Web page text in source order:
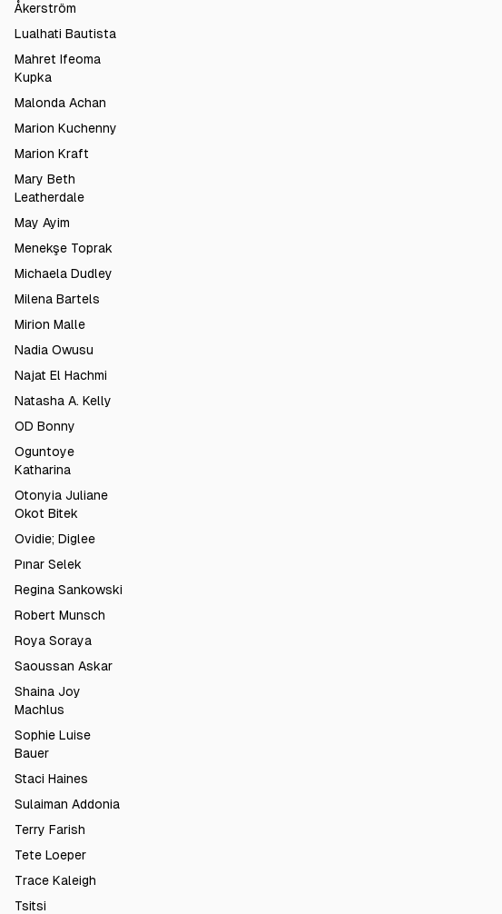
Åkerström
Lualhati Bautista
Mahret Ifeoma
Kupka
Malonda Achan
Marion Kuchenny
Marion Kraft
Mary Beth
Leatherdale
May Ayim
Menekşe Toprak
Michaela Dudley
Milena Bartels
Mirion Malle
Nadia Owusu
Najat El Hachmi
Natasha A. Kelly
OD Bonny
Oguntoye
Katharina
Otonyia Juliane
Okot Bitek
Ovidie; Diglee
Pınar Selek
Regina Sankowski
Robert Munsch
Roya Soraya
Saoussan Askar
Shaina Joy
Machlus
Sophie Luise
Bauer
Staci Haines
Sulaiman Addonia
Terry Farish
Tete Loeper
Trace Kaleigh
Tsitsi